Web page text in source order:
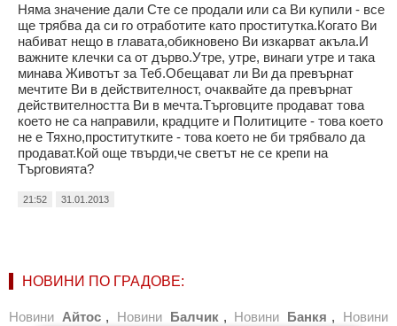
Няма значение дали Сте се продали или са Ви купили - все
ще трябва да си го отработите като проститутка.Когато Ви
набиват нещо в главата,обикновено Ви изкарват акъла.И
важните клечки са от дърво.Утре, утре, винаги утре и така
минава Животът за Теб.Обещават ли Ви да превърнат
мечтите Ви в действителност, очаквайте да превърнат
действителността Ви в мечта.Търговците продават това
което не са направили, крадците и Политиците - това което
не е Тяхно,проститутките - това което не би трябвало да
продават.Кой още твърди,че светът не се крепи на
Търговията?
21:52 31.01.2013
НОВИНИ ПО ГРАДОВЕ:
Новини Айтос , Новини Балчик , Новини Банкя , Новини